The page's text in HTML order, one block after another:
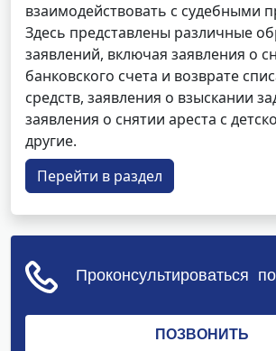
взаимодействовать с судебными
Здесь представлены различные
заявлений, включая заявления о
банковского счета и возврате
средств, заявления о взыскании
заявления о снятии ареста с
другие.
Перейти в раздел